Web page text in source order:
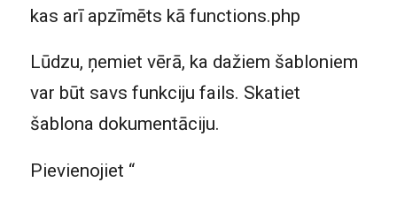
kas arī apzīmēts kā functions.php
Lūdzu, ņemiet vērā, ka dažiem šabloniem
var būt savs funkciju fails. Skatiet
šablona dokumentāciju.
Pievienojiet “